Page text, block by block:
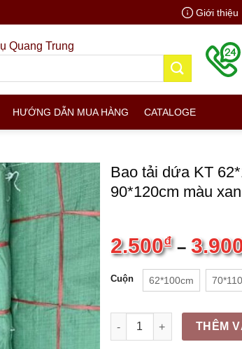
Giới thiệu
Quang Trung
HƯỚNG DẪN MUA HÀNG CATALOGE
Bao tải dứa KT
90*120cm màu
2.500₫–
Cuộn 62*100cm
Bao tải dứa KT 62*100cm,
THÊM